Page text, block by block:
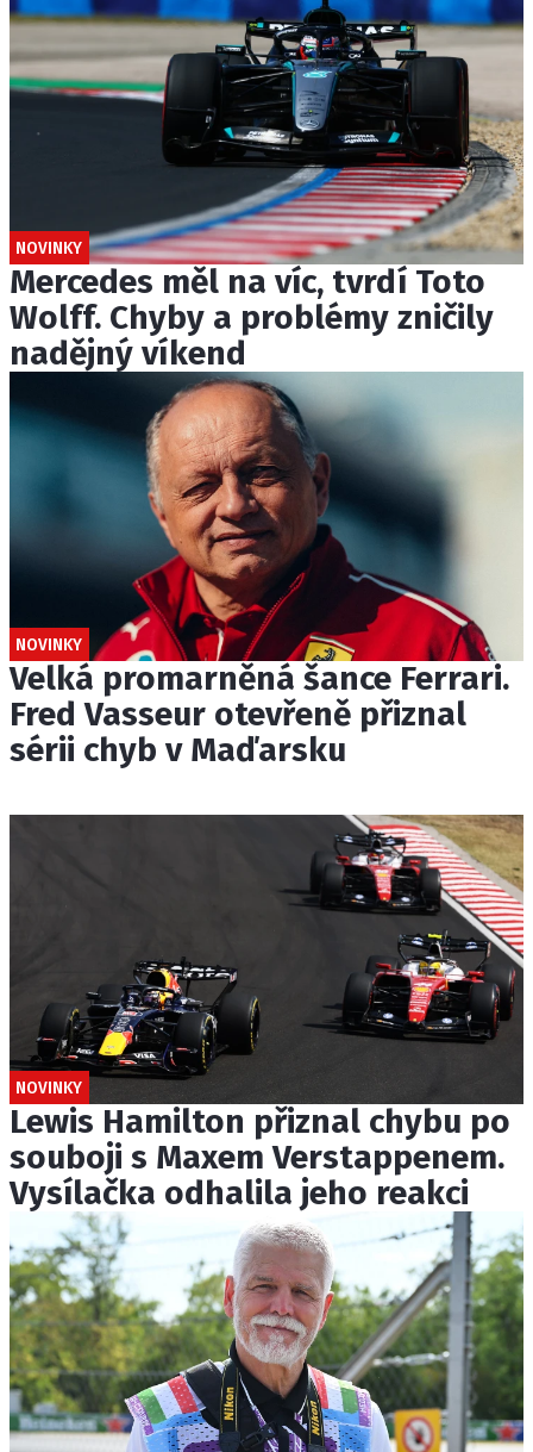
NOVINKY
Mercedes měl na víc, tvrdí Toto
Wolff. Chyby a problémy zničily
nadějný víkend
NOVINKY
Velká promarněná šance Ferrari.
Fred Vasseur otevřeně přiznal
sérii chyb v Maďarsku
NOVINKY
Lewis Hamilton přiznal chybu po
souboji s Maxem Verstappenem.
Vysílačka odhalila jeho reakci